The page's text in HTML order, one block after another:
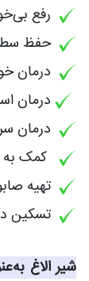
رفع
حفظ
درمان
درمان
درمان
کمک
تهیه
تسکین
شیر الاغ